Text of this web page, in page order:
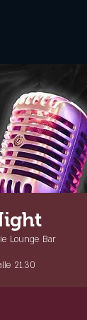
Lounge Bar
21.30